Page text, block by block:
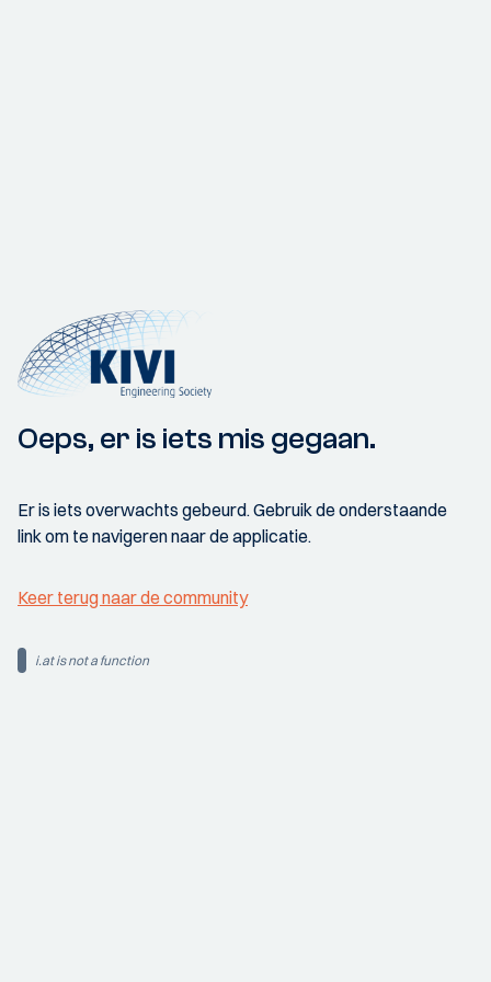
Oeps, er is iets mis gegaan.
Er is iets overwachts gebeurd. Gebruik de onderstaande
link om te navigeren naar de applicatie.
Keer terug naar de community
i.at is not a function